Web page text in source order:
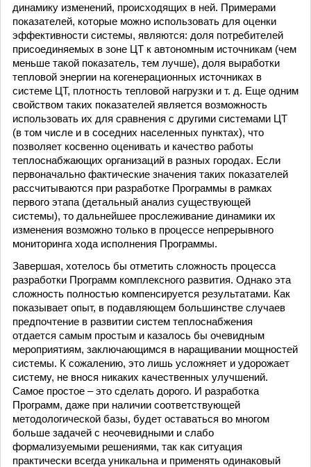
динамику изменений, происходящих в ней. Примерами
показателей, которые можно использовать для оценки
эффективности системы, являются: доля потребителей
присоединяемых в зоне ЦТ к автономным источникам (чем
меньше такой показатель, тем лучше), доля выработки
тепловой энергии на когенерационных источниках в
системе ЦТ, плотность тепловой нагрузки и т. д. Еще одним
свойством таких показателей является возможность
использовать их для сравнения с другими системами ЦТ
(в том числе и в соседних населенных пунктах), что
позволяет косвенно оценивать и качество работы
теплоснабжающих организаций в разных городах. Если
первоначально фактические значения таких показателей
рассчитываются при разработке Программы в рамках
первого этапа (детальный анализ существующей
системы), то дальнейшее прослеживание динамики их
изменения возможно только в процессе непрерывного
мониторинга хода исполнения Программы.
Завершая, хотелось бы отметить сложность процесса
разработки Программ комплексного развития. Однако эта
сложность полностью компенсируется результатами. Как
показывает опыт, в подавляющем большинстве случаев
предпочтение в развитии систем теплоснабжения
отдается самым простым и казалось бы очевидным
мероприятиям, заключающимся в наращивании мощностей
системы. К сожалению, это лишь усложняет и удорожает
систему, не внося никаких качественных улучшений.
Самое простое – это сделать дорого. И разработка
Программ, даже при наличии соответствующей
методологической базы, будет оставаться во многом
больше задачей с неочевидными и слабо
формализуемыми решениями, так как ситуация
практически всегда уникальна и применять одинаковый